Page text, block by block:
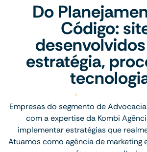
Do
Código:
estratégia,
Empresas do segmento de
com a expertise da Kombi
implementar estratégias que
Atuamos como agência de marketing